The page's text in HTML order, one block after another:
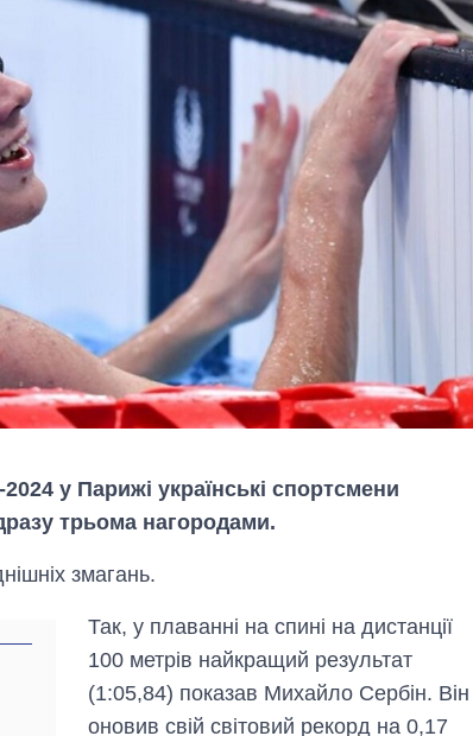
у Парижі українські спортсмени
трьома нагородами.
змагань.
Так, у плаванні на спині на дистанції
100 метрів найкращий результат
(1:05,84) показав Михайло Сербін. Він
оновив свій світовий рекорд на 0,17